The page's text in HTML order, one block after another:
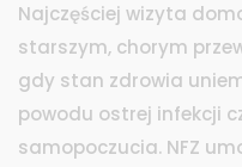
Najczęściej wizyta
starszym, chorym
gdy stan zdrowia
powodu ostrej infekcji
samopoczucia. NFZ